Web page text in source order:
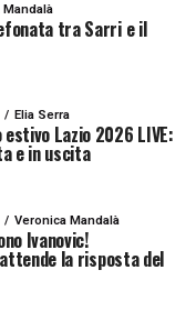
tra Sarri e il
Elia Serra
Lazio 2026 LIVE:
e in uscita
Veronica Mandalà
Ivanovic!
la risposta del